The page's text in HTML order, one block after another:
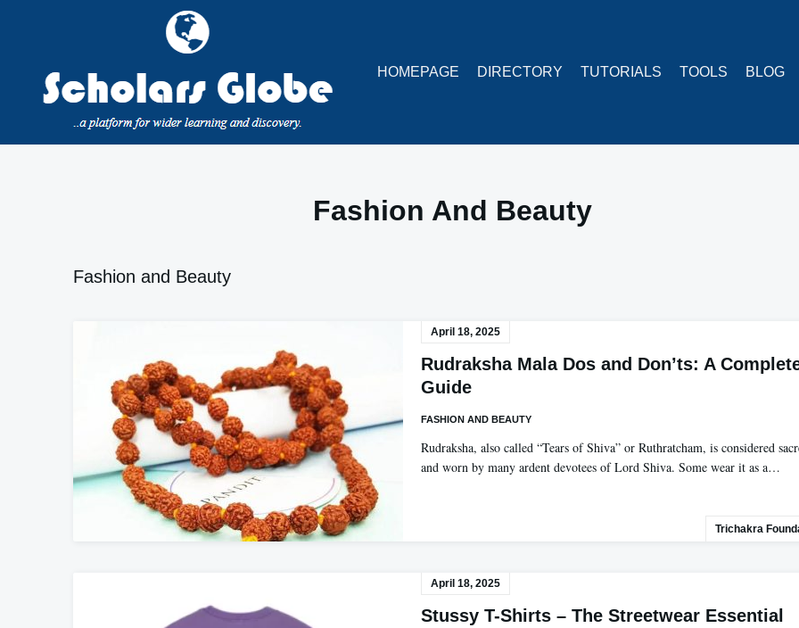
HOMEPAGE
DIRECTORY TUTORIALS TOOLS BLOG
Fashion And Beauty
Fashion and Beauty
April 18, 2025
Rudraksha Mala Dos and Don’ts: A
Guide
FASHION AND BEAUTY
Rudraksha, also called “Tears of Shiva” or Ruthratcham, is considered
and worn by many ardent devotees of Lord Shiva. Some wear it as a…
Trichakra
April 18, 2025
Stussy T-Shirts – The Streetwear Essential